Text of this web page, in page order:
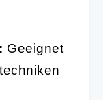
Geeignet